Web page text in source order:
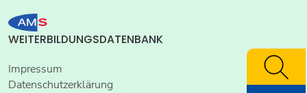
WEITERBILDUNGSDATENBANK
Impressum
Datenschutzerklärung